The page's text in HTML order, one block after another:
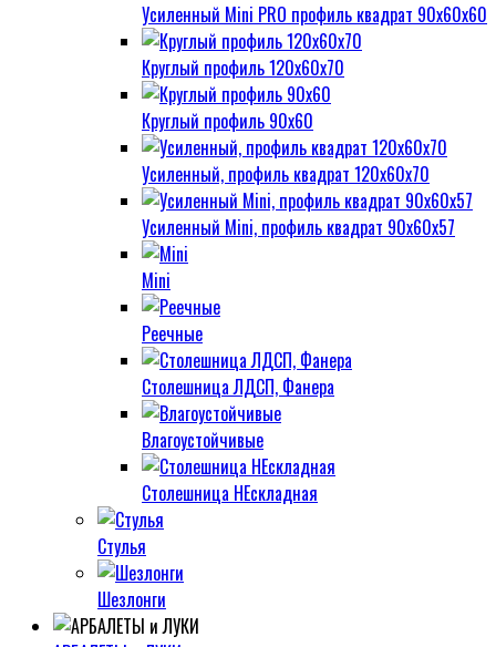
Усиленный Mini PRO профиль квадрат 90х60х60
Круглый профиль 120х60х70
Круглый профиль 90х60
Усиленный, профиль квадрат 120х60х70
Усиленный Mini, профиль квадрат 90х60х57
Mini
Реечные
Столешница ЛДСП, Фанера
Влагоустойчивые
Столешница НЕскладная
Стулья
Шезлонги